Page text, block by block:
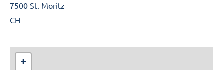
7500 St. Moritz
CH
+